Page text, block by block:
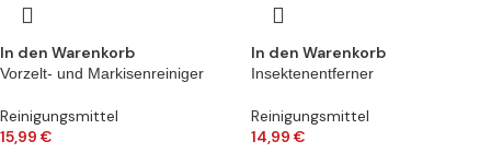
In den Warenkorb
Vorzelt- und Markisenreiniger
Reinigungsmittel
15,99 €
In den Warenkorb
Insektenentferner
Reinigungsmittel
14,99 €